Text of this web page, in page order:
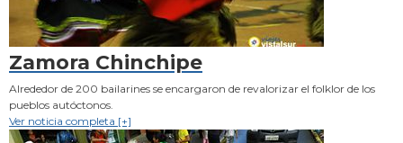
Zamora Chinchipe
Alrededor de 200 bailarines se encargaron de revalorizar el folklor de los
pueblos autóctonos.
Ver noticia completa [+]